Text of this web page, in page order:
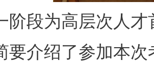
阶段为高层次人
要介绍了参加本